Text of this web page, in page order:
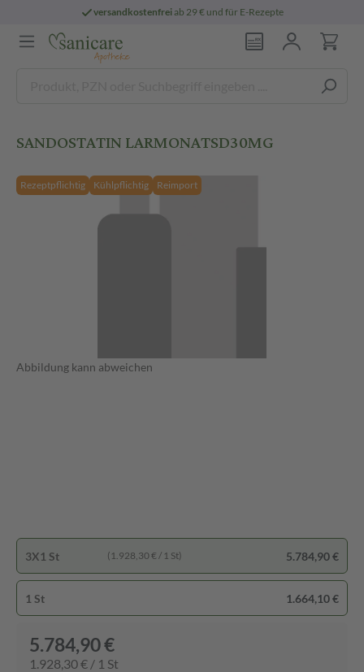
versandkostenfreiab 29 € und für E-Rezepte
SANDOSTATIN LARMONATSD30MG
Rezeptpflichtig Kühlpflichtig Reimport
Abbildung kann abweichen
3X1 St (1.928,30 € / 1 St) 5.784,90 €
1 St 1.664,10 €
5.784,90 €
1.928,30 € / 1 St